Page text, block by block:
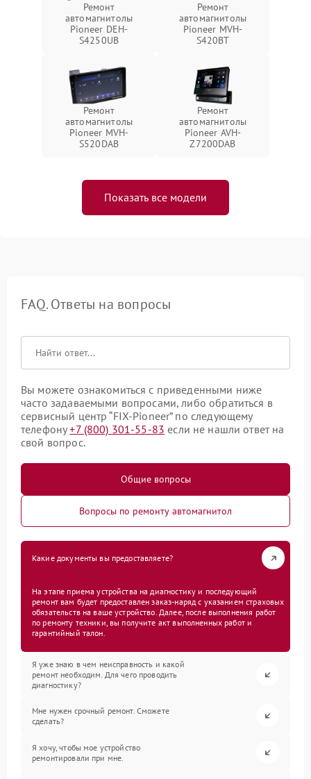
Ремонт
автомагнитолы
Pioneer DEH-
S4250UB
Ремонт
автомагнитолы
Pioneer MVH-
S420BT
Ремонт
автомагнитолы
Pioneer MVH-
S520DAB
Ремонт
автомагнитолы
Pioneer AVH-
Z7200DAB
Показать все модели
FAQ. Ответы на вопросы
Вы можете ознакомиться с приведенными ниже
часто задаваемыми вопросами, либо обратиться в
сервисный центр “FIX-Pioneer” по следующему
телефону+7 (800) 301-55-83 если не нашли ответ на
свой вопрос.
Общие вопросы
Вопросы по ремонту автомагнитол
Какие документы вы предоставляете?
На этапе приема устройства на диагностику и последующий
ремонт вам будет предоставлен заказ-наряд с указанием страховых
обязательств на ваше устройство. Далее, после выполнения работ
по ремонту техники, вы получите акт выполненных работ и
гарантийный талон.
Я уже знаю в чем неисправность и какой
ремонт необходим. Для чего проводить
диагностику?
Мне нужен срочный ремонт. Сможете
сделать?
Я хочу, чтобы мое устройство
ремонтировали при мне.